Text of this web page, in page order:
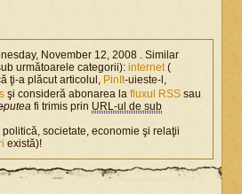
November 12, 2008 . Similar
următoarele categorii): internet(
ţi-a plăcut articolul, PinIt-uieste-l,
şi consideră abonarea la fluxul RSS sau
putea fi trimis prin URL-ul de sub
societate, economie şi relaţii
există)!